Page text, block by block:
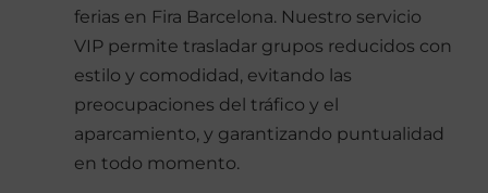
ferias en Fira Barcelona. Nuestro servicio
VIP permite trasladar grupos reducidos con
estilo y comodidad, evitando las
preocupaciones del tráfico y el
aparcamiento, y garantizando puntualidad
en todo momento.